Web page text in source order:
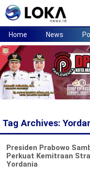
Home News
Ekobis
Sport Pendidikan
Home News
Tag Archives:
Presiden Prabowo
Perkuat Kemitraan
Yordania